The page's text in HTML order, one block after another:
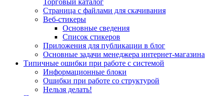
Торговый каталог
Страница с файлами для скачивания
Веб-стикеры
Основные сведения
Список стикеров
Приложения для публикации в блог
Основные задачи менеджера интернет-магазина
Типичные ошибки при работе с системой
Информационные блоки
Ошибки при работе со структурой
Нельзя делать!